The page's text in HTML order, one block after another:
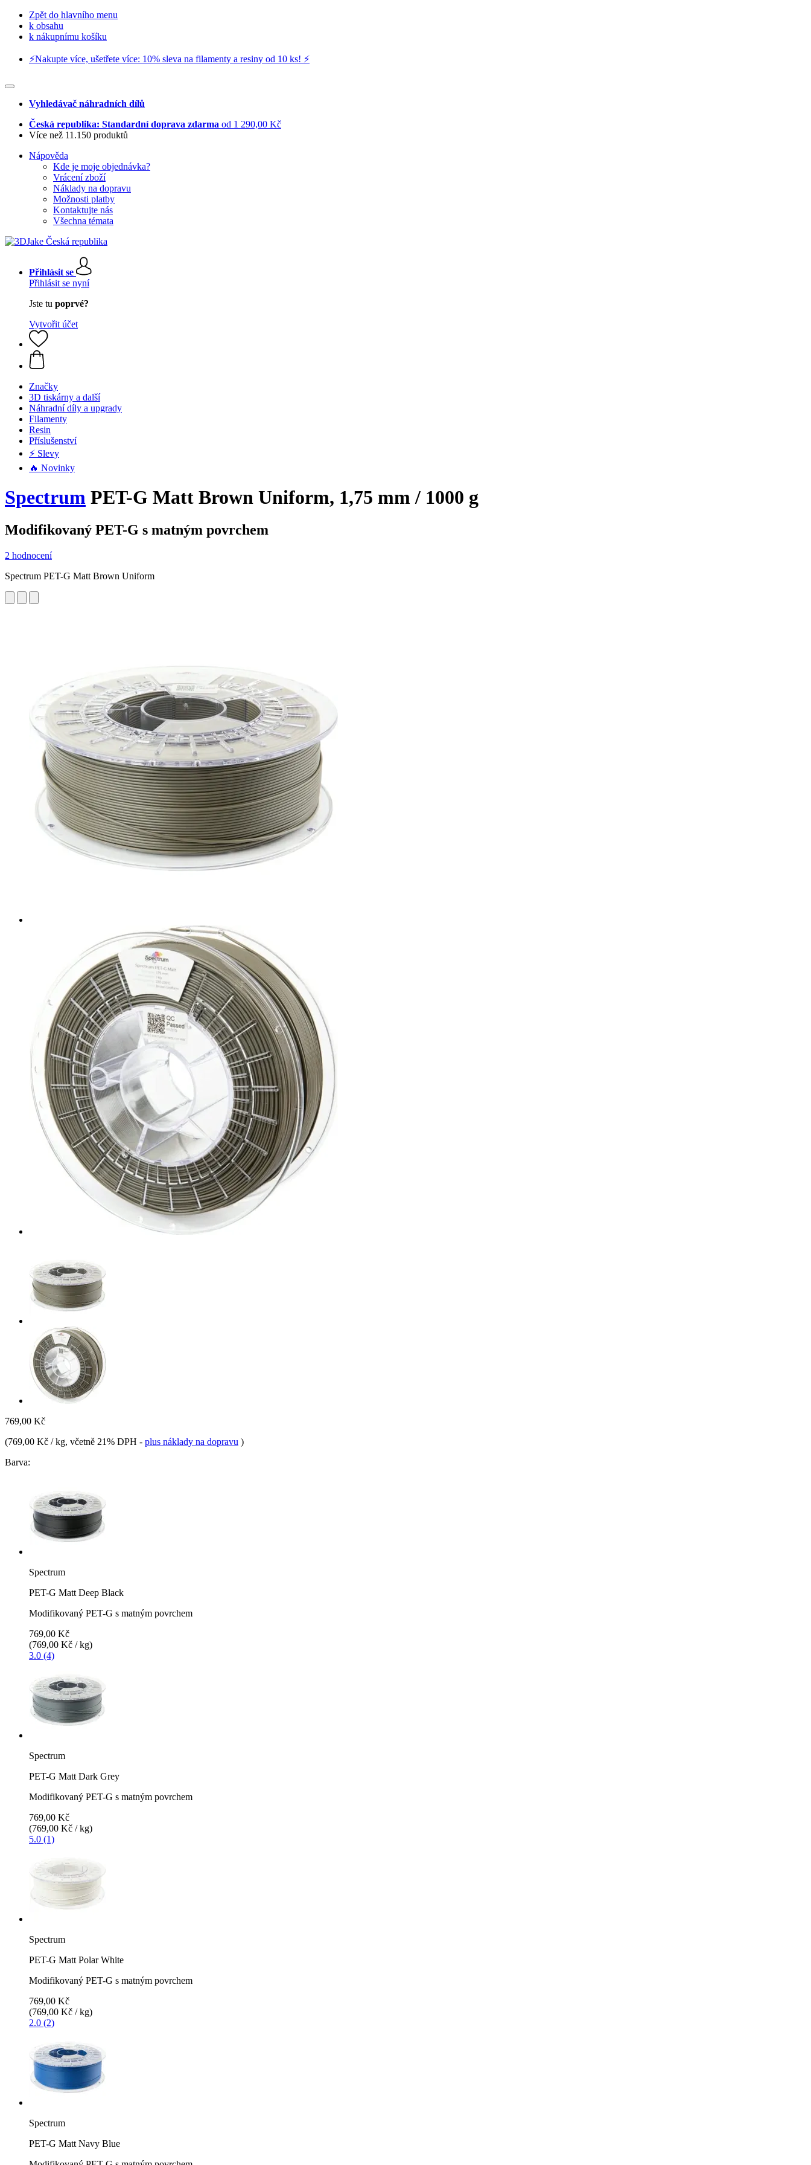
Zpět do hlavního menu
k obsahu
k nákupnímu košíku
⚡️Nakupte více, ušetřete více: 10% sleva na filamenty a resiny od 10 ks! ⚡️
Vyhledávač náhradních dílů
Česká republika: Standardní doprava zdarma od 1 290,00 Kč
Více než 11.150 produktů
Nápověda
Kde je moje objednávka?
Vrácení zboží
Náklady na dopravu
Možnosti platby
Kontaktujte nás
Všechna témata
Přihlásit se
Přihlásit se nyní
Jste tu poprvé?
Vytvořit účet
Značky
3D tiskárny a další
Náhradní díly a upgrady
Filamenty
Resin
Příslušenství
⚡ Slevy
🔥 Novinky
Spectrum PET-G Matt Brown Uniform, 1,75 mm / 1000 g
Modifikovaný PET-G s matným povrchem
2 hodnocení
Spectrum PET-G Matt Brown Uniform
769,00 Kč
(769,00 Kč / kg, včetně 21% DPH - plus náklady na dopravu )
Barva:
Spectrum
PET-G Matt Deep Black
Modifikovaný PET-G s matným povrchem
769,00 Kč
(769,00 Kč / kg)
3.0 (4)
Spectrum
PET-G Matt Dark Grey
Modifikovaný PET-G s matným povrchem
769,00 Kč
(769,00 Kč / kg)
5.0 (1)
Spectrum
PET-G Matt Polar White
Modifikovaný PET-G s matným povrchem
769,00 Kč
(769,00 Kč / kg)
2.0 (2)
Spectrum
PET-G Matt Navy Blue